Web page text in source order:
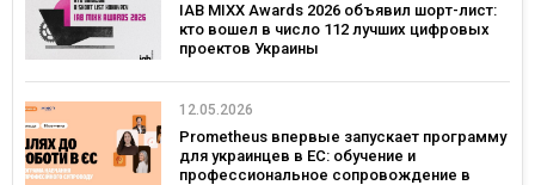
IAB MIXX Awards 2026 объявил шорт-лист:
кто вошел в число 112 лучших цифровых
проектов Украины
12.05.2026
Prometheus впервые запускает программу
для украинцев в ЕС: обучение и
профессиональное сопровождение в